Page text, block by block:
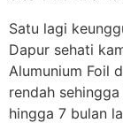
Satu lagi
Dapur sehati
Alumunium Foil
rendah
hingga 7 bulan